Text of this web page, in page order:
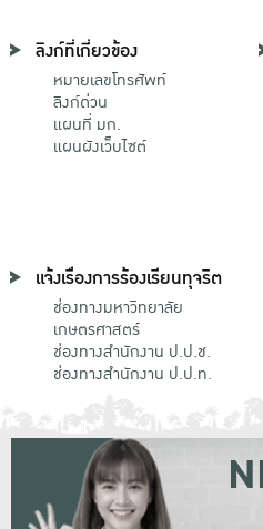
ลิงก์ที่เกี่ยวข้อง
หมายเลขโทรศัพท์
ลิงก์ด่วน
แผนที่ มก.
แผนผังเว็บไซต์
แจ้งเรื่องการร้องเรียนทุจริต
ช่องทางมหาวิทยาลัย
เกษตรศาสตร์
ช่องทางสำนักงาน ป.ป.ช.
ช่องทางสำนักงาน ป.ป.ท.